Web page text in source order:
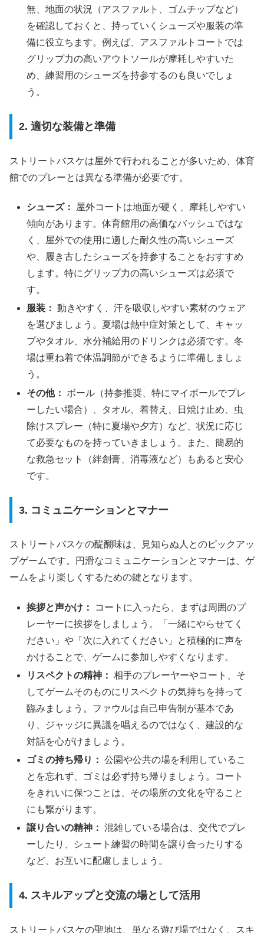
無、地面の状況（アスファルト、ゴムチップなど）
を確認しておくと、持っていくシューズや服装の準
備に役立ちます。例えば、アスファルトコートでは
グリップ力の高いアウトソールが摩耗しやすいた
め、練習用のシューズを持参するのも良いでしょ
う。
2. 適切な装備と準備
ストリートバスケは屋外で行われることが多いため、体育
館でのプレーとは異なる準備が必要です。
シューズ：
屋外コートは地面が硬く、摩耗しやすい
傾向があります。体育館用の高価なバッシュではな
く、屋外での使用に適した耐久性の高いシューズ
や、履き古したシューズを持参することをおすすめ
します。特にグリップ力の高いシューズは必須で
す。
服装： 動きやすく、汗を吸収しやすい素材のウェア
を選びましょう。夏場は熱中症対策として、キャッ
プやタオル、水分補給用のドリンクは必須です。冬
場は重ね着で体温調節ができるように準備しましょ
う。
その他：
ボール（持参推奨、特にマイボールでプレ
ーしたい場合）、タオル、着替え、日焼け止め、虫
除けスプレー（特に夏場や夕方）など、状況に応じ
て必要なものを持っていきましょう。また、簡易的
な救急セット（絆創膏、消毒液など）もあると安心
です。
3. コミュニケーションとマナー
ストリートバスケの醍醐味は、見知らぬ人とのピックアッ
プゲームです。円滑なコミュニケーションとマナーは、ゲ
ームをより楽しくするための鍵となります。
挨拶と声かけ：
コートに入ったら、まずは周囲のプ
レーヤーに挨拶をしましょう。「一緒にやらせてく
ださい」や「次に入れてください」と積極的に声を
かけることで、ゲームに参加しやすくなります。
リスペクトの精神： 相手のプレーヤーやコート、そ
してゲームそのものにリスペクトの気持ちを持って
臨みましょう。ファウルは自己申告制が基本であ
り、ジャッジに異議を唱えるのではなく、建設的な
対話を心がけましょう。
ゴミの持ち帰り： 公園や公共の場を利用しているこ
とを忘れず、ゴミは必ず持ち帰りましょう。コート
をきれいに保つことは、その場所の文化を守ること
にも繋がります。
譲り合いの精神： 混雑している場合は、交代でプレ
ーしたり、シュート練習の時間を譲り合ったりする
など、お互いに配慮しましょう。
4. スキルアップと交流の場として活用
ストリートバスケの聖地は、単なる遊び場ではなく、スキ